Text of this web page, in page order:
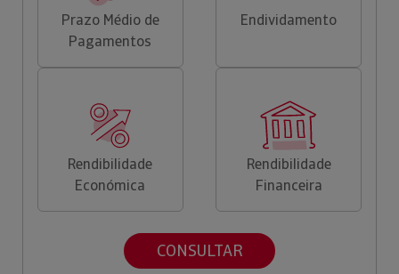
Prazo Médio de
Pagamentos
Endividamento
Rendibilidade
Económica
Rendibilidade
Financeira
CONSULTAR